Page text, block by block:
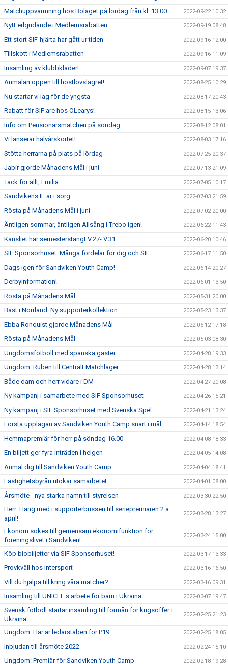
Matchuppvärmning hos Bolaget på lördag från kl. 13:00 2022-09-22 10:32
Nytt erbjudande i Medlemsrabatten 2022-09-19 08:48
Ett stort SIF-hjärta har gått ur tiden 2022-09-16 12:00
Tillskott i Medlemsrabatten 2022-09-16 11:09
Insamling av klubbkläder! 2022-09-07 19:37
Anmälan öppen till höstlovslägret! 2022-08-25 10:29
Nu startar vi lag för de yngsta 2022-08-17 20:43
Rabatt för SIF:are hos OLearys! 2022-08-15 13:06
Info om Pensionärsmatchen på söndag 2022-08-12 08:01
Vi lanserar halvårskortet! 2022-08-03 17:16
Stötta herrarna på plats på lördag 2022-07-25 20:37
Jabir gjorde Månadens Mål i juni 2022-07-13 21:09
Tack för allt, Emilia 2022-07-05 10:17
Sandvikens IF är i sorg 2022-07-03 21:59
Rösta på Månadens Mål i juni 2022-07-02 20:00
Äntligen sommar, äntligen Allsång i Trebo igen! 2022-06-22 11:43
Kansliet har semesterstängt V.27- V.31 2022-06-20 10:46
SIF Sponsorhuset. Många fördelar för dig och SIF 2022-06-17 11:50
Dags igen för Sandviken Youth Camp! 2022-06-14 20:27
Derbyinformation! 2022-06-01 13:50
Rösta på Månadens Mål 2022-05-31 20:00
Bäst i Norrland: Ny supporterkollektion 2022-05-23 13:37
Ebba Ronquist gjorde Månadens Mål 2022-05-12 17:18
Rösta på Månadens Mål 2022-05-03 08:30
Ungdomsfotboll med spanska gäster 2022-04-28 19:33
Ungdom: Ruben till Centralt Matchläger 2022-04-28 13:14
Både dam och herr vidare i DM 2022-04-27 20:08
Ny kampanj i samarbete med SIF Sponsorhuset 2022-04-26 15:21
Ny kampanj i SIF Sponsorhuset med Svenska Spel 2022-04-21 13:24
Första upplagan av Sandviken Youth Camp snart i mål 2022-04-14 18:54
Hemmapremiär för herr på söndag 16.00 2022-04-08 18:33
En biljett ger fyra inträden i helgen 2022-04-05 14:08
Anmäl dig till Sandviken Youth Camp 2022-04-04 18:41
Fastighetsbyrån utökar samarbetet 2022-04-01 08:00
Årsmöte - nya starka namn till styrelsen 2022-03-30 22:50
Herr: Häng med i supporterbussen till seriepremiären 2:a
april!
2022-03-28 13:27
Ekonom sökes till gemensam ekonomifunktion för
föreningslivet i Sandviken!
2022-03-24 15:00
Köp biobiljetter via SIF Sponsorhuset! 2022-03-17 13:33
Provkväll hos Intersport 2022-03-16 16:50
Vill du hjälpa till kring våra matcher? 2022-03-16 09:31
Insamling till UNICEF:s arbete för barn i Ukraina 2022-03-07 19:47
Svensk fotboll startar insamling till förmån för krigsoffer i
Ukraina
2022-02-25 21:23
Ungdom: Här är ledarstaben för P19 2022-02-25 18:05
Inbjudan till årsmöte 2022 2022-02-24 15:10
Ungdom: Premiär för Sandviken Youth Camp 2022-02-18 19:28